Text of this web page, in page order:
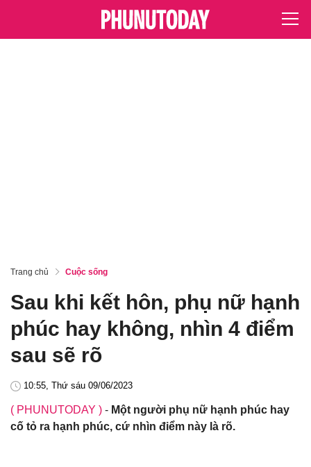
Trang chủ Cuộc sống
Sau khi kết hôn, phụ nữ hạnh
phúc hay không, nhìn 4 điểm
sau sẽ rõ
10:55, Thứ sáu 09/06/2023
( PHUNUTODAY ) - Một người phụ nữ hạnh phúc hay
cố tỏ ra hạnh phúc, cứ nhìn điểm này là rõ.